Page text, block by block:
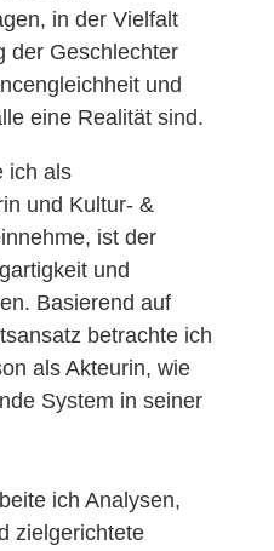
in der Vielfalt
der Geschlechter
und
eine Realität sind.
ich als
und Kultur- &
ist der
und
Basierend auf
betrachte ich
als Akteurin, wie
System in seiner
ich Analysen,
zielgerichtete